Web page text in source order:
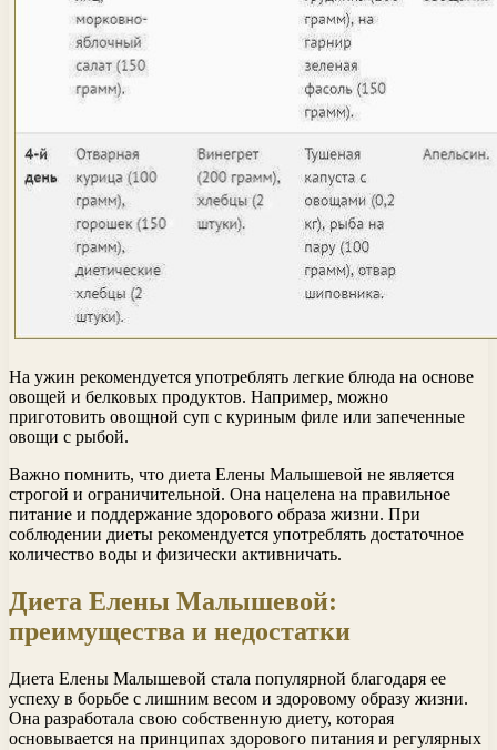
На ужин рекомендуется употреблять легкие блюда на основе
овощей и белковых продуктов. Например, можно
приготовить овощной суп с куриным филе или запеченные
овощи с рыбой.
Важно помнить, что диета Елены Малышевой не является
строгой и ограничительной. Она нацелена на правильное
питание и поддержание здорового образа жизни. При
соблюдении диеты рекомендуется употреблять достаточное
количество воды и физически активничать.
Диета Елены Малышевой:
преимущества и недостатки
Диета Елены Малышевой стала популярной благодаря ее
успеху в борьбе с лишним весом и здоровому образу жизни.
Она разработала свою собственную диету, которая
основывается на принципах здорового питания и регулярных